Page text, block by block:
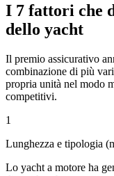
I 7 fattori che
dello yacht
Il premio assicurativo
combinazione di più
propria unità nel modo
competitivi.
1
Lunghezza e tipologia
Lo yacht a motore ha